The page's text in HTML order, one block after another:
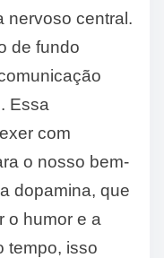
nervoso central.
de fundo
Essa
com
o nosso bem-
dopamina, que
o humor e a
tempo, isso